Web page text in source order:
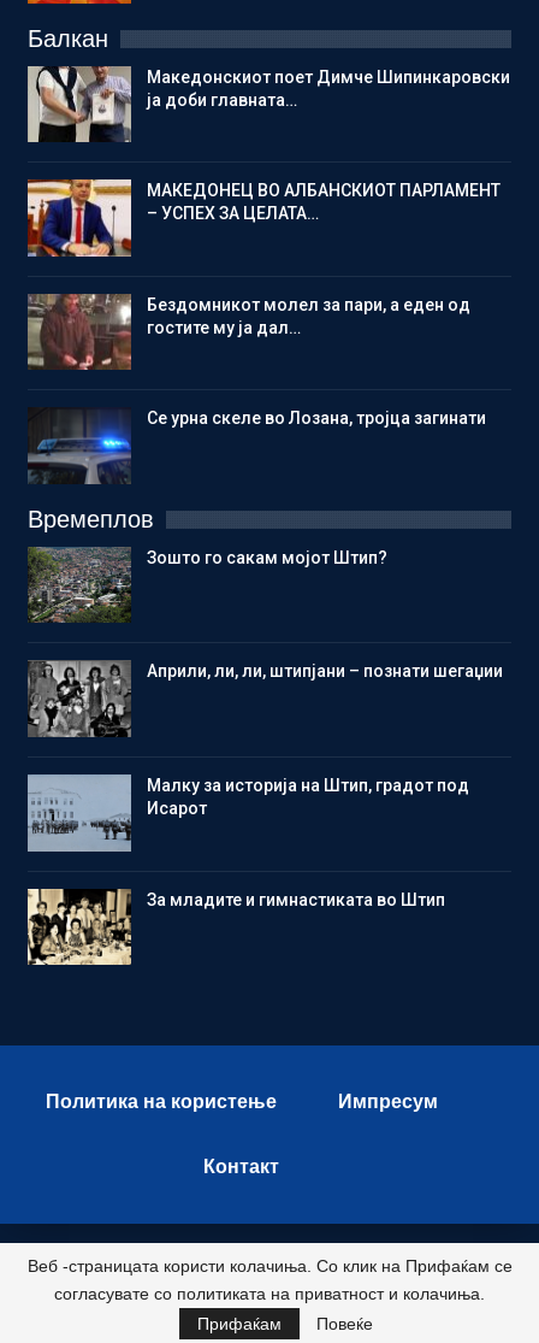
Балкан
Македонскиот поет Димче Шипинкаровски
ја доби главната…
МАКЕДОНЕЦ ВО АЛБАНСКИОТ ПАРЛАМЕНТ
– УСПЕХ ЗА ЦЕЛАТА…
Бездомникот молел за пари, а еден од
гостите му ја дал…
Се урна скеле во Лозана, тројца загинати
Времеплов
Зошто го сакам мојот Штип?
Aприли, ли, ли, штипјани – познати шегаџии
Малку за историја на Штип, градот под
Исарот
Зa младите и гимнастиката во Штип
Политика на користење Импресум
Контакт
© 2026 - Istok Press. All Rights Reserved.
Развиено и хостирано од
Веб -страницата користи колачиња. Со клик на Прифаќам се
согласувате со политиката на приватност и колачиња.
Прифаќам
Повеќе